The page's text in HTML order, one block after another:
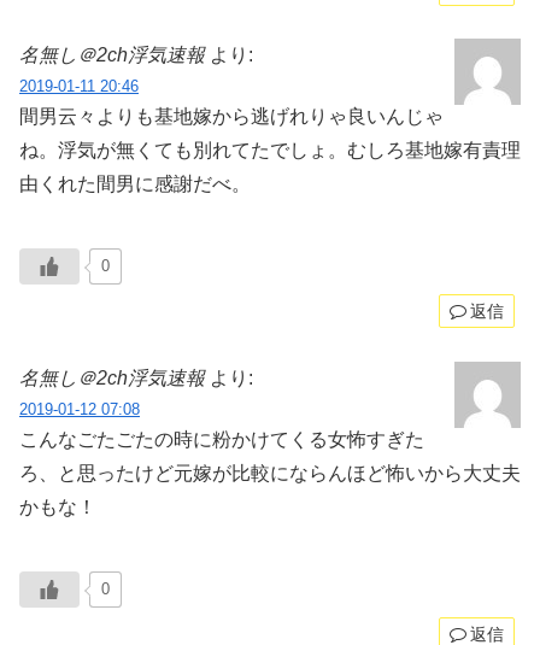
名無し＠2ch浮気速報 より:
2019-01-11 20:46
間男云々よりも基地嫁から逃げれりゃ良いんじゃ
ね。浮気が無くても別れてたでしょ。むしろ基地嫁有責理
由くれた間男に感謝だべ。
0
返信
名無し＠2ch浮気速報 より:
2019-01-12 07:08
こんなごたごたの時に粉かけてくる女怖すぎた
ろ、と思ったけど元嫁が比較にならんほど怖いから大丈夫
かもな！
0
返信